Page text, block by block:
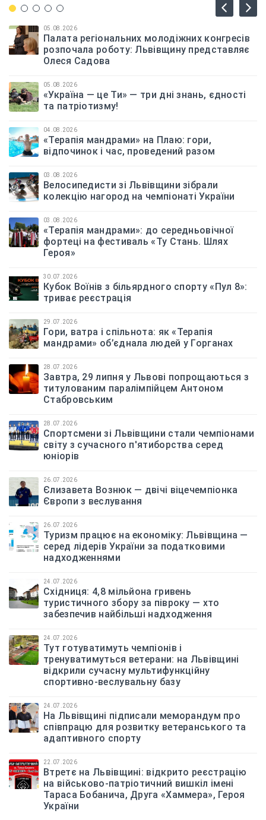
05.08.2026
Палата регіональних молодіжних конгресів
розпочала роботу: Львівщину представляє
Олеся Садова
05.08.2026
«Україна — це Ти» — три дні знань, єдності
та патріотизму!
04.08.2026
«Терапія мандрами» на Плаю: гори,
відпочинок і час, проведений разом
03.08.2026
Велосипедисти зі Львівщини зібрали
колекцію нагород на чемпіонаті України
03.08.2026
«Терапія мандрами»: до середньовічної
фортеці на фестиваль «Ту Стань. Шлях
Героя»
30.07.2026
Кубок Воїнів з більярдного спорту «Пул 8»:
триває реєстрація
29.07.2026
Гори, ватра і спільнота: як «Терапія
мандрами» об’єднала людей у Горганах
28.07.2026
Завтра, 29 липня у Львові попрощаються з
титулованим паралімпійцем Антоном
Стабровським
28.07.2026
Спортсмени зі Львівщини стали чемпіонами
світу з сучасного п'ятиборства серед
юніорів
26.07.2026
Єлизавета Вознюк — двічі віцечемпіонка
Європи з веслування
26.07.2026
Туризм працює на економіку: Львівщина —
серед лідерів України за податковими
надходженнями
24.07.2026
Східниця: 4,8 мільйона гривень
туристичного збору за півроку — хто
забезпечив найбільші надходження
24.07.2026
Тут готуватимуть чемпіонів і
тренуватимуться ветерани: на Львівщині
відкрили сучасну мультифункційну
спортивно-веслувальну базу
24.07.2026
На Львівщині підписали меморандум про
співпрацю для розвитку ветеранського та
адаптивного спорту
22.07.2026
Втретє на Львівщині: відкрито реєстрацію
на військово-патріотичний вишкіл імені
Тараса Бобанича, Друга «Хаммера», Героя
України